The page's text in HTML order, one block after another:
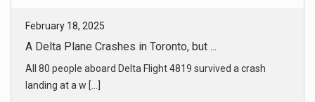
February 18, 2025
A Delta Plane Crashes in Toronto, but ...
All 80 people aboard Delta Flight 4819 survived a crash
landing at a w [...]